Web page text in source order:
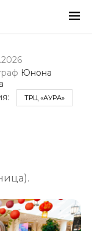
Юнона
ТРЦ «АУРА»